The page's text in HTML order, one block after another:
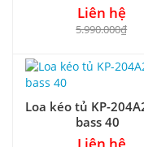
Liên hệ
5.990.000₫
Loa kéo tủ KP-
bass 40
Liên hệ